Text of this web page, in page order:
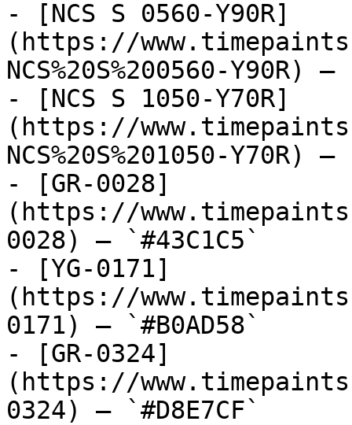
- [NCS S 0560-Y90R]
(https://
NCS%20S%200560-Y90R)
- [NCS S 1050-Y70R]
(https://
NCS%20S%201050-Y70R)
- [GR-0028]
(https://
0028) — `#43C1C5`
- [YG-0171]
(https://
0171) — `#B0AD58`
- [GR-0324]
(https://
0324) — `#D8E7CF`